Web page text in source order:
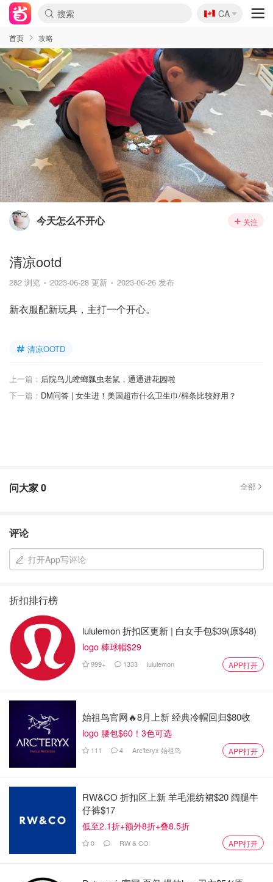
🇨🇦
CA
首页 攻略
今天怎么不开心 关注
清凉ootd
282 浏览 2023-06-28 更新 2023-06-26 发布
新衣服配新玩具，主打一个开心。
清凉OOTD
上一篇： 后院鸟儿螳螂瓢虫老鼠，通通进花园啦
下一篇： DM问答 | 女生进！美国超市什么卫生巾/棉条比较好用？
问大家0 全部
评论
打开App写评论
折扣排行榜
lululemon 折扣区更新 | 白女手包$39(原$48)
logo 棒球帽$29
999+ 1333 lululemon APP打开
始祖鸟官网🔥8月上新 经典冷帽回归$80收
logo 腰包$60！3色可选
111 4 Arc'teryx 始祖鸟 APP打开
RW&CO 折扣区上新 羊毛混纺裙$20 阔腿牛
仔裤$17
低至2.1折+额外8折+叠8.5折
0 RW & CO APP打开